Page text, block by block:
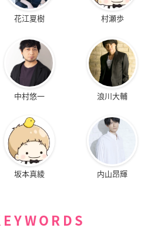
花江夏樹 村瀬歩
中村悠一 浪川大輔
坂本真綾 内山昂輝